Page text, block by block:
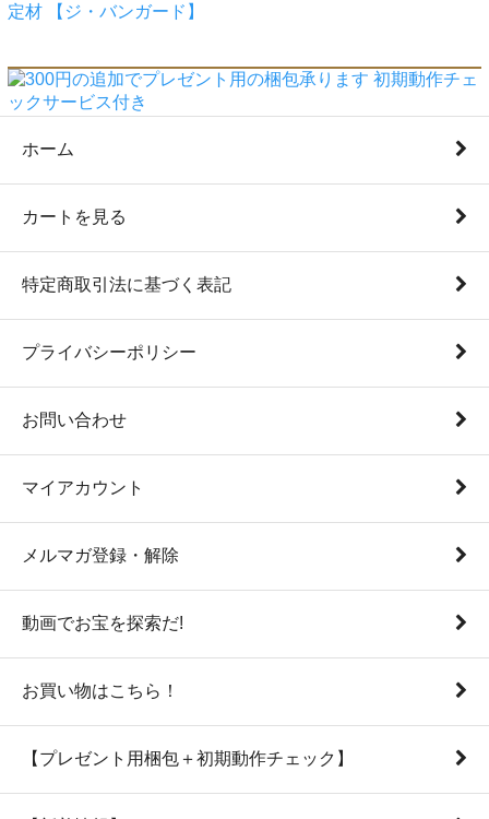
ホーム
カートを見る
特定商取引法に基づく表記
プライバシーポリシー
お問い合わせ
マイアカウント
メルマガ登録・解除
動画でお宝を探索だ!
お買い物はこちら！
【プレゼント用梱包＋初期動作チェック】